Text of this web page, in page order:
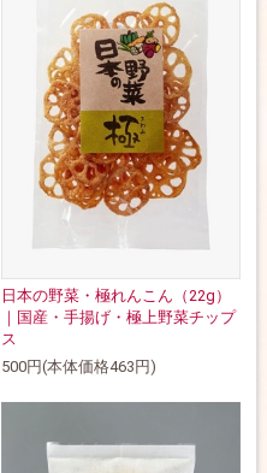
日本の野菜・極れんこん（22g）
｜国産・手揚げ・極上野菜チップ
ス
500円(本体価格463円)